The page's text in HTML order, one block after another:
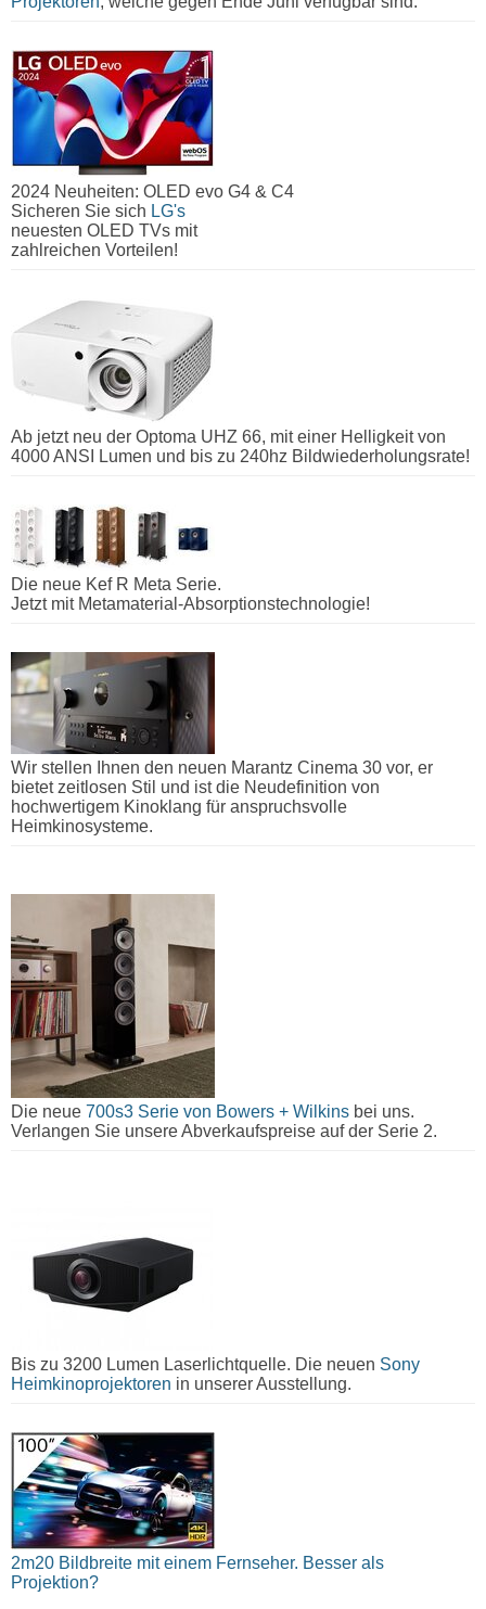
2024 Neuheiten: OLED evo G4 & C4
Sicheren Sie sich LG's
neuesten OLED TVs mit
zahlreichen Vorteilen!
Ab jetzt neu der Optoma UHZ 66, mit einer Helligkeit von
4000 ANSI Lumen und bis zu 240hz Bildwiederholungsrate!
Die neue Kef R Meta Serie.
Jetzt mit Metamaterial-Absorptionstechnologie!
Wir stellen Ihnen den neuen Marantz Cinema 30 vor, er
bietet zeitlosen Stil und ist die Neudefinition von
hochwertigem Kinoklang für anspruchsvolle
Heimkinosysteme.
Die neue 700s3 Serie von Bowers + Wilkins bei uns.
Verlangen Sie unsere Abverkaufspreise auf der Serie 2.
Bis zu 3200 Lumen Laserlichtquelle. Die neuen Sony
Heimkinoprojektoren in unserer Ausstellung.
2m20 Bildbreite mit einem Fernseher. Besser als
Projektion?